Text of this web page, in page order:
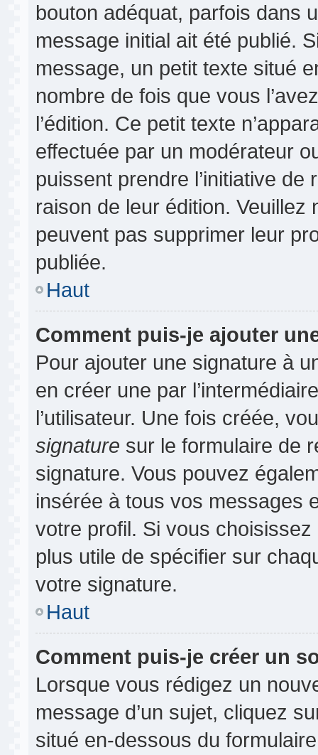
bouton adéquat, parfois dans
message initial ait été publié.
message, un petit texte situé
nombre de fois que vous
l’édition. Ce petit texte
effectuée par un modérateur
puissent prendre l’initiative
raison de leur édition.
peuvent pas supprimer leur
publiée.
Haut
Comment puis-je ajouter
Pour ajouter une signature à
en créer une par
l’utilisateur. Une fois créée,
signature sur le formulaire de
signature. Vous pouvez
insérée à tous vos messages
votre profil. Si vous
plus utile de spécifier sur
votre signature.
Haut
Comment puis-je créer un
Lorsque vous rédigez un
message d’un sujet, cliquez
situé en-dessous du